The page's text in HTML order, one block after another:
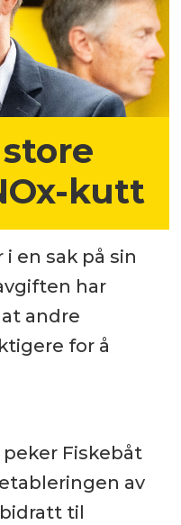
kutt
en sak på sin
har
andre
for å
Fiskebåt
av
til